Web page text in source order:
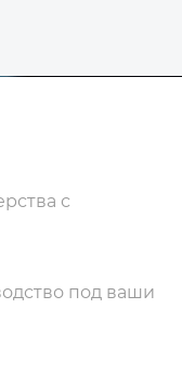
с
под ваши